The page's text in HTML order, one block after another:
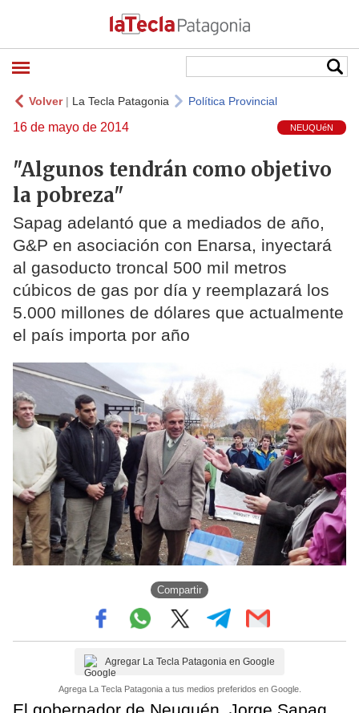
Volver| La Tecla Patagonia Política Provincial
16 de mayo de 2014 NEUQUéN
"Algunos tendrán como objetivo
la pobreza"
Sapag adelantó que a mediados de año,
G&P en asociación con Enarsa, inyectará
al gasoducto troncal 500 mil metros
cúbicos de gas por día y reemplazará los
5.000 millones de dólares que actualmente
el país importa por año
Compartir
Agregar La Tecla Patagonia en Google
Agrega La Tecla Patagonia a tus medios preferidos en Google.